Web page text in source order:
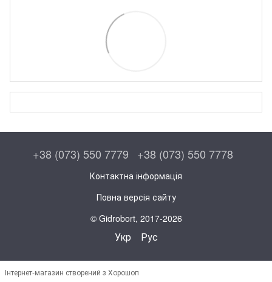
+38 (073) 550 7779 +38 (073) 550 7778
Контактна інформація
Повна версія сайту
© Gidrobort, 2017-2026
Укр Рус
Інтернет-магазин створений з Хорошоп